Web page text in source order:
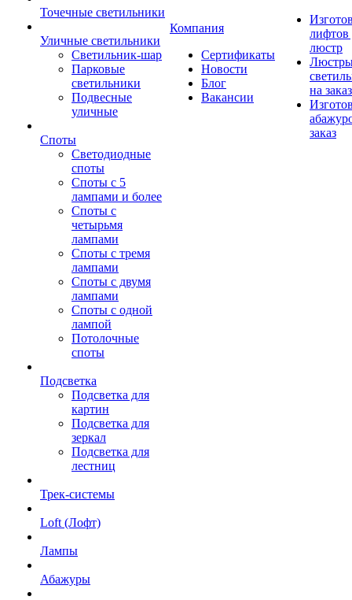
Точечные светильники
Уличные светильники
Светильник-шар
Парковые
светильники
Подвесные
уличные
Споты
Светодиодные
споты
Споты с 5
лампами и более
Споты с
четырьмя
лампами
Споты с тремя
лампами
Споты с двумя
лампами
Споты с одной
лампой
Потолочные
споты
Подсветка
Подсветка для
картин
Подсветка для
зеркал
Подсветка для
лестниц
Трек-системы
Loft (Лофт)
Лампы
Абажуры
Компания
Сертификаты
Новости
Блог
Вакансии
лифтов
люстр
на заказ
заказ